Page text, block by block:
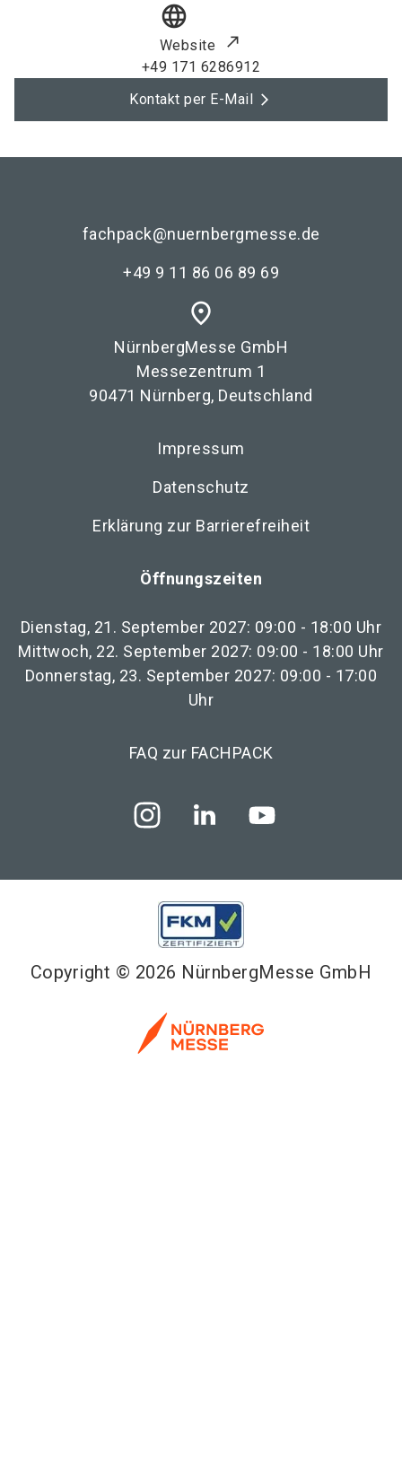
language
Website
+49 171 6286912
Kontakt per E-Mail
fachpack@nuernbergmesse.de
+49 9 11 86 06 89 69
place
NürnbergMesse GmbH
Messezentrum 1
90471 Nürnberg, Deutschland
Impressum
Datenschutz
Erklärung zur Barrierefreiheit
Öffnungszeiten
Dienstag, 21. September 2027: 09:00 - 18:00 Uhr
Mittwoch, 22. September 2027: 09:00 - 18:00 Uhr
Donnerstag, 23. September 2027: 09:00 - 17:00
Uhr
FAQ zur FACHPACK
Copyright © 2026 NürnbergMesse GmbH